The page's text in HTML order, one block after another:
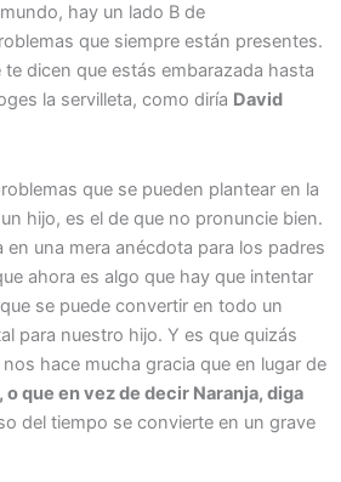
hay un lado B de
que siempre están presentes.
te dicen que estás embarazada hasta
la servilleta, como diría David
que se pueden plantear en la
hijo, es el de que no pronuncie bien.
en una mera anécdota para los padres
ahora es algo que hay que intentar
se puede convertir en todo un
para nuestro hijo. Y es que quizás
hace mucha gracia que en lugar de
o que en vez de decir Naranja, diga
del tiempo se convierte en un grave